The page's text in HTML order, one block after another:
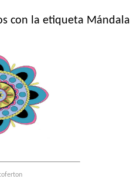
con la etiqueta Mándala